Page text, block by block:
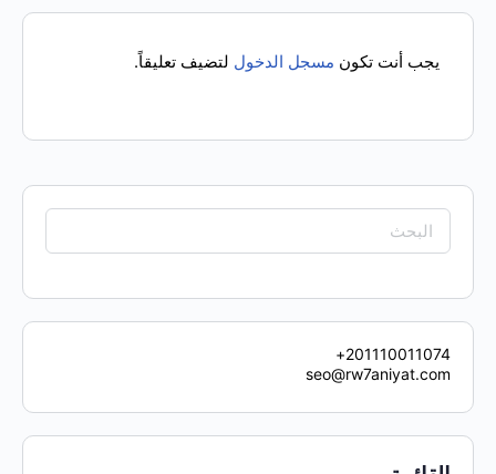
يجب أنت تكون مسجل الدخول لتضيف تعليقاً.
201110011074+
seo@rw7aniyat.com